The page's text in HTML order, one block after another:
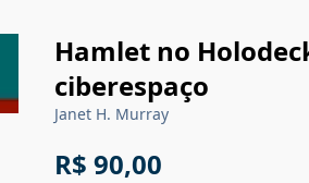
Hamlet no
ciberespaço
Janet H. Murray
R$ 90,00